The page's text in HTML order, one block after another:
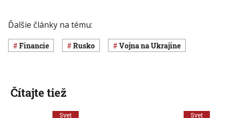
Ďalšie články na tému:
Financie Rusko vojna na Ukrajine
Čítajte tiež
Svet Svet